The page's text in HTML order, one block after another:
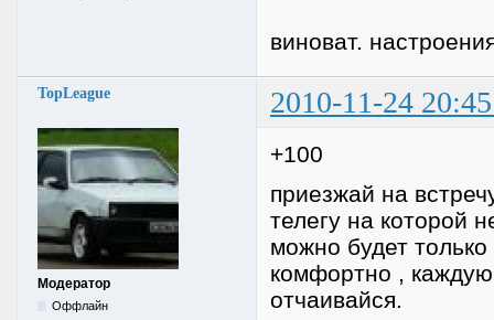
виноват.
TopLeague 2010-11-24
Модератор
Оффлайн
+100
приезжай на
телегу на которой
можно будет
комфортно ,
отчаивайся.